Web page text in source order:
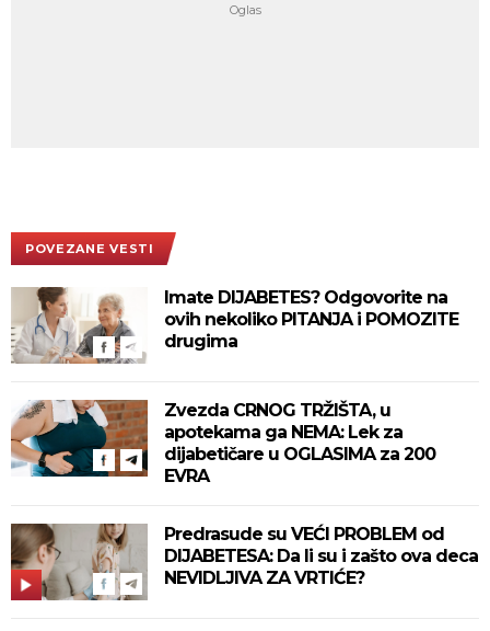
POVEZANE VESTI
Imate DIJABETES? Odgovorite na
ovih nekoliko PITANJA i POMOZITE
drugima
Zvezda CRNOG TRŽIŠTA, u
apotekama ga NEMA: Lek za
dijabetičare u OGLASIMA za 200
EVRA
Predrasude su VEĆI PROBLEM od
DIJABETESA: Da li su i zašto ova deca
NEVIDLJIVA ZA VRTIĆE?